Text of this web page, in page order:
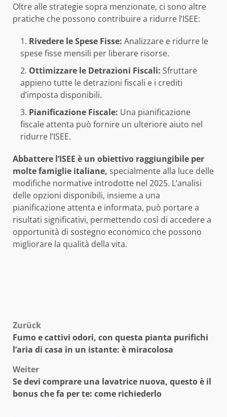
Oltre alle strategie sopra menzionate, ci sono altre
pratiche che possono contribuire a ridurre l’ISEE:
Rivedere le Spese Fisse: Analizzare e ridurre le
spese fisse mensili per liberare risorse.
Ottimizzare le Detrazioni Fiscali: Sfruttare
appieno tutte le detrazioni fiscali e i crediti
d’imposta disponibili.
Pianificazione Fiscale: Una pianificazione
fiscale attenta può fornire un ulteriore aiuto nel
ridurre l’ISEE.
Abbattere l’ISEE è un obiettivo raggiungibile per
molte famiglie italiane, specialmente alla luce delle
modifiche normative introdotte nel 2025. L’analisi
delle opzioni disponibili, insieme a una
pianificazione attenta e informata, può portare a
risultati significativi, permettendo così di accedere a
opportunità di sostegno economico che possono
migliorare la qualità della vita.
Beitragsnavigation
Zurück
Fumo e cattivi odori, con questa pianta purifichi
l’aria di casa in un istante: è miracolosa
Weiter
Se devi comprare una lavatrice nuova, questo è il
bonus che fa per te: come richiederlo